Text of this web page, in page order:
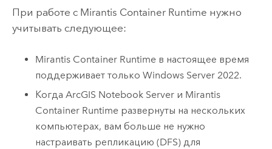
При работе с Mirantis Container Runtime нужно
учитывать следующее:
Mirantis Container Runtime в настоящее время
поддерживает толькоWindows Server 2022.
КогдаArcGIS Notebook Server и Mirantis
Container Runtime развернуты на нескольких
компьютерах, вам больше не нужно
настраивать репликацию (DFS) для